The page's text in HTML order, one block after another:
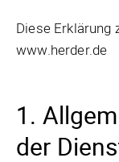
Diese Erklärung
www.herder.de
1.
der